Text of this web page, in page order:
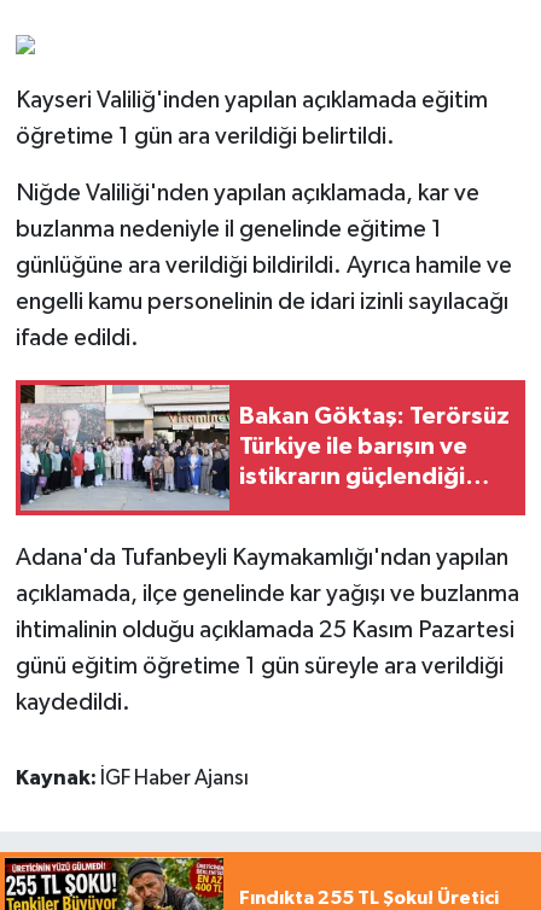
Kayseri Valiliğ'inden yapılan açıklamada eğitim
öğretime 1 gün ara verildiği belirtildi.
Niğde Valiliği'nden yapılan açıklamada, kar ve
buzlanma nedeniyle il genelinde eğitime 1
günlüğüne ara verildiği bildirildi. Ayrıca hamile ve
engelli kamu personelinin de idari izinli sayılacağı
ifade edildi.
Bakan Göktaş: Terörsüz
Türkiye ile barışın ve
istikrarın güçlendiği
Adana'da Tufanbeyli Kaymakamlığı'ndan yapılan
açıklamada, ilçe genelinde kar yağışı ve buzlanma
ihtimalinin olduğu açıklamada 25 Kasım Pazartesi
günü eğitim öğretime 1 gün süreyle ara verildiği
kaydedildi.
Kaynak: İGF Haber Ajansı
Fındıkta 255 TL Şoku! Üretici